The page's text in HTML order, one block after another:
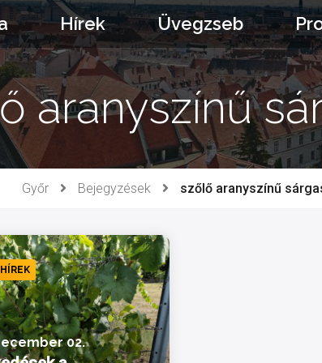
Hírek Üvegzseb
aranyszínű
Győr Bejegyzések szőlő aranyszínű
02.